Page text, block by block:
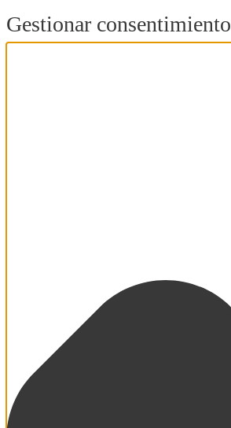
Gestionar consentimiento